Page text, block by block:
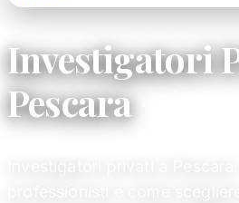
Investigatori
Pescara